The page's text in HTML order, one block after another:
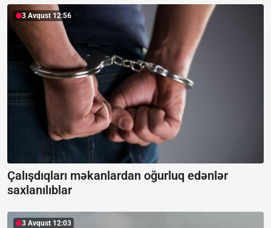
3 Avqust 12:56
Çalışdıqları məkanlardan oğurluq edənlər
saxlanılıblar
3 Avqust 12:03